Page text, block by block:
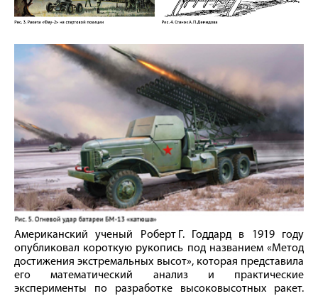
Американский ученый Роберт Г. Годдард в 1919 году
опубликовал короткую рукопись под названием «Метод
достижения экстремальных высот», которая представила
его математический анализ и практические
эксперименты по разработке высоковысотных ракет.